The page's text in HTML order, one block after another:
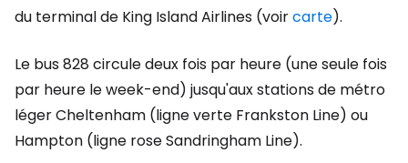
du terminal de King Island Airlines (voircarte).
Le bus 828 circule deux fois par heure (une seule fois
par heure le week-end) jusqu'aux stations de métro
léger Cheltenham (ligne verte Frankston Line) ou
Hampton (ligne rose Sandringham Line).